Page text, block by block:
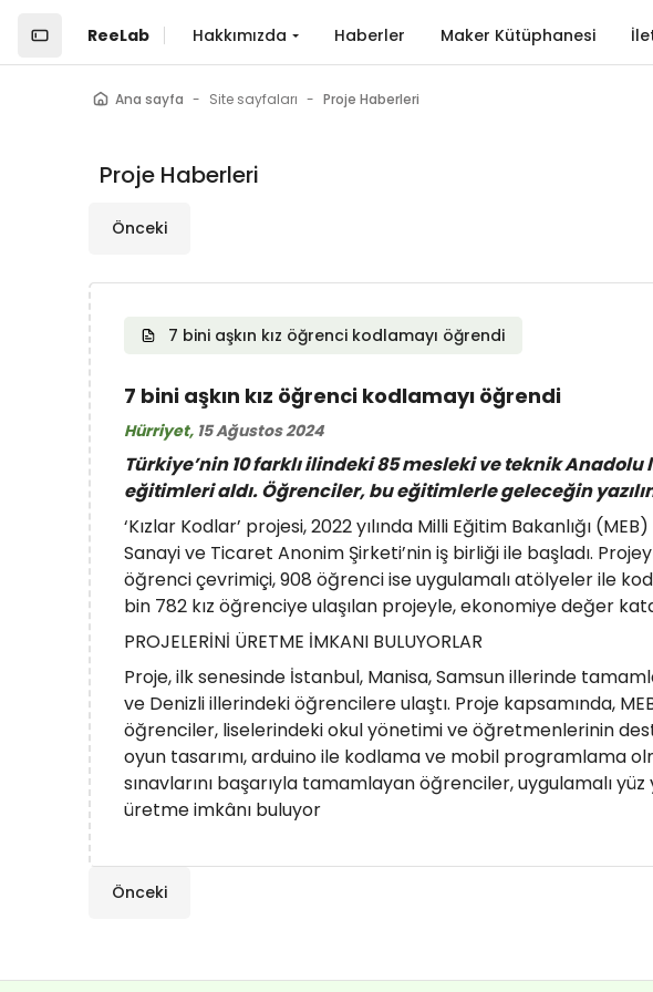
ReeLab Hakkımızda Haberler Maker Kütüphanesi
Ana sayfa Site sayfaları Proje Haberleri
Proje Haberleri
Önceki
7 bini aşkın kız öğrenci kodlamayı öğrendi
7 bini aşkın kız öğrenci kodlamayı öğrendi
Hürriyet, 15 Ağustos 2024
Türkiye’nin 10 farklı ilindeki 85 mesleki ve teknik
eğitimleri aldı. Öğrenciler, bu eğitimlerle geleceğin
‘Kızlar Kodlar’ projesi, 2022 yılında Milli Eğitim Bakanlığı
Sanayi ve Ticaret Anonim Şirketi’nin iş birliği ile başladı.
öğrenci çevrimiçi, 908 öğrenci ise uygulamalı atölyeler ile
bin 782 kız öğrenciye ulaşılan projeyle, ekonomiye değer
PROJELERİNİ ÜRETME İMKANI BULUYORLAR
Proje, ilk senesinde İstanbul, Manisa, Samsun illerinde
ve Denizli illerindeki öğrencilere ulaştı. Proje kapsamında,
öğrenciler, liselerindeki okul yönetimi ve öğretmenlerinin
oyun tasarımı, arduino ile kodlama ve mobil programlama
sınavlarını başarıyla tamamlayan öğrenciler, uygulamalı
üretme imkânı buluyor
Önceki